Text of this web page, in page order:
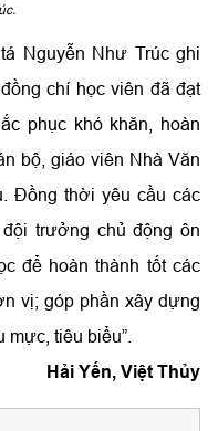
Nguyễn Như Trúc ghi
chí học viên đã đạt
phục khó khăn, hoàn
bộ, giáo viên Nhà Văn
Đồng thời yêu cầu các
trưởng chủ động ôn
để hoàn thành tốt các
vị; góp phần xây dựng
tiêu biểu”.
Hải Yến, Việt Thủy